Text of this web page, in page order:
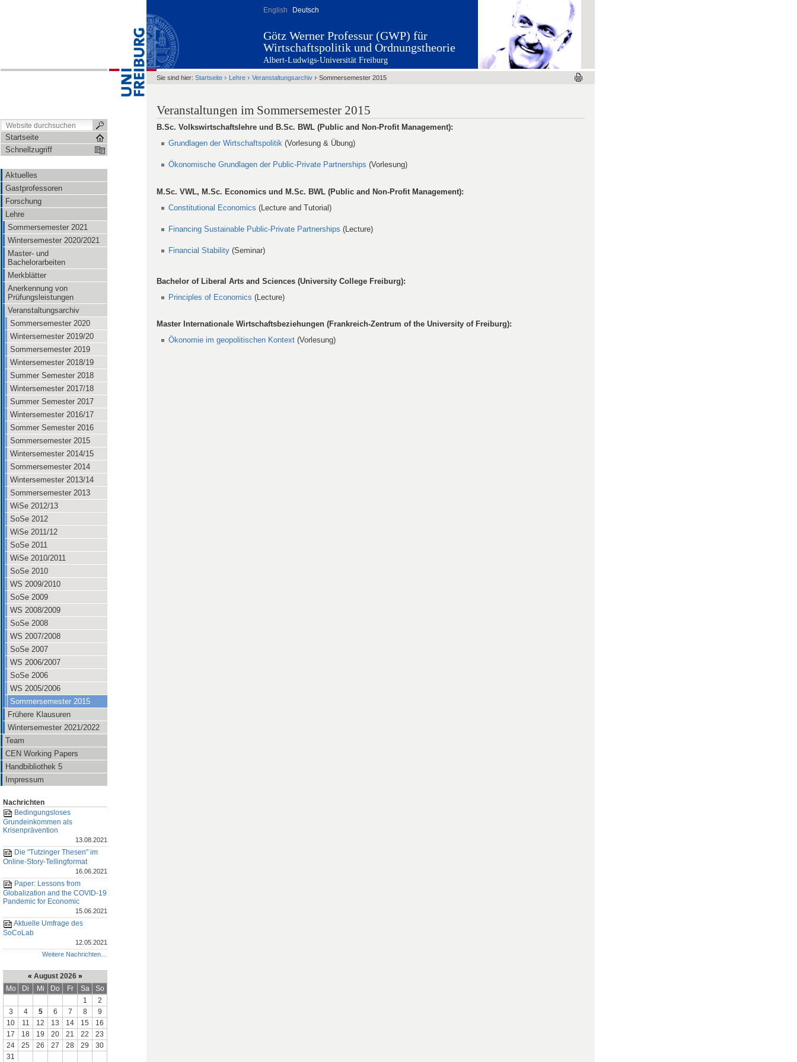
Startseite
Schnellzugriff
Aktuelles
Gastprofessoren
Forschung
Lehre
Sommersemester 2021
Wintersemester 2020/2021
Master- und
Bachelorarbeiten
Merkblätter
Anerkennung von
Prüfungsleistungen
Veranstaltungsarchiv
Sommersemester 2020
Wintersemester 2019/20
Sommersemester 2019
Wintersemester 2018/19
Summer Semester 2018
Wintersemester 2017/18
Summer Semester 2017
Wintersemester 2016/17
Sommer Semester 2016
Sommersemester 2015
Wintersemester 2014/15
Sommersemester 2014
Wintersemester 2013/14
Sommersemester 2013
WiSe 2012/13
SoSe 2012
WiSe 2011/12
SoSe 2011
WiSe 2010/2011
SoSe 2010
WS 2009/2010
SoSe 2009
WS 2008/2009
SoSe 2008
WS 2007/2008
SoSe 2007
WS 2006/2007
SoSe 2006
WS 2005/2006
Sommersemester 2015
Frühere Klausuren
Wintersemester 2021/2022
Team
CEN Working Papers
Handbibliothek 5
Impressum
Nachrichten
Bedingungsloses
Grundeinkommen als
Krisenprävention
13.08.2021
Die "Tutzinger Thesen" im
Online-Story-Tellingformat
16.06.2021
Paper: Lessons from
Globalization and the COVID-19
Pandemic for Economic
15.06.2021
Aktuelle Umfrage des
SoCoLab
12.05.2021
Weitere Nachrichten…
« August 2026 »
Mo
Di Mi Do Fr Sa
So
1
2
3
4 5 6 7 8
9
10
11 12 13 14 15
16
17
18 19 20 21 22
23
24
25 26 27 28 29
30
31
English Deutsch
Götz Werner Professur (GWP) für
Wirtschaftspolitik und Ordnungstheorie
Albert-Ludwigs-Universität Freiburg
Sie sind hier: Startseite › Lehre › Veranstaltungsarchiv › Sommersemester 2015
Veranstaltungen im Sommersemester 2015
B.Sc. Volkswirtschaftslehre und B.Sc. BWL (Public and Non-Profit Management):
Grundlagen der Wirtschaftspolitik(Vorlesung & Übung)
Ökonomische Grundlagen der Public-Private Partnerships(Vorlesung)
M.Sc. VWL, M.Sc. Economics und M.Sc. BWL (Public and Non-Profit Management):
Constitutional Economics(Lecture and Tutorial)
Financing Sustainable Public-Private Partnerships (Lecture)
Financial Stability (Seminar)
Bachelor of Liberal Arts and Sciences (University College Freiburg):
Principles of Economics (Lecture)
Master Internationale Wirtschaftsbeziehungen (Frankreich-Zentrum of the University of Freiburg):
Ökonomie im geopolitischen Kontext (Vorlesung)